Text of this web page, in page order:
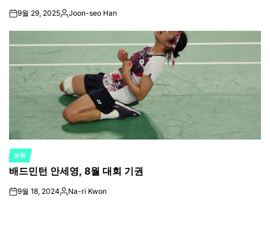
on9월 29, 2025Posted
Joon-seo Han
POSTED
IN
오락
배드민턴 안세영, 8월 대회 기권
on9월 18, 2024Posted
Na-ri Kwon